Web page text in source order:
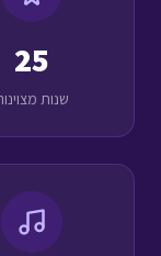
25
שנות